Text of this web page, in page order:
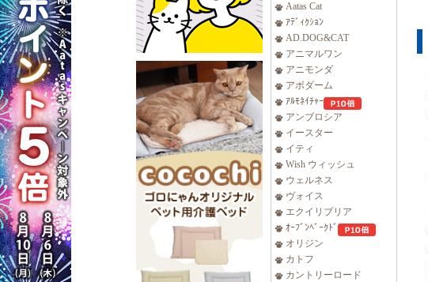
Aatas Cat
ｱﾃﾞｨｸｼｮﾝ
AD.DOG&CAT
アニマルワン
アニモンダ
アボダーム
ｱﾙﾓﾈｲﾁｬｰ
アンブロシア
イースター
イティ
Wish ウィッシュ
ウェルネス
ヴォイス
エクイリブリア
ｵｰﾌﾞﾝﾍﾞｰｸﾄﾞ
オリジン
カトフ
カントリーロード